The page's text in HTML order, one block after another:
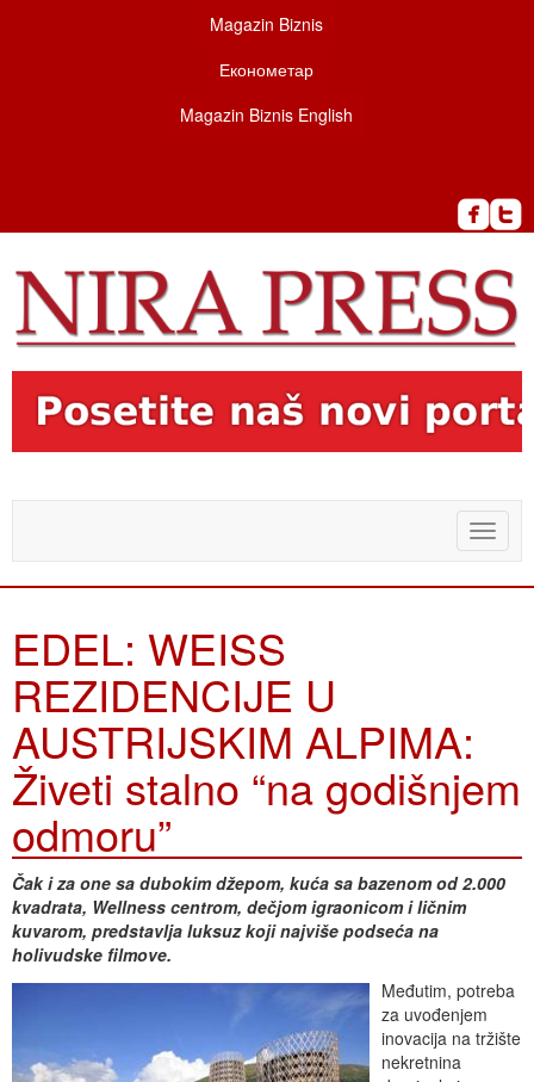
Magazin Biznis
Економетар
Magazin Biznis English
Toggle
EDEL: WEISS
REZIDENCIJE U
AUSTRIJSKIM ALPIMA:
Živeti stalno “na godišnjem
odmoru”
Čak i za one sa dubokim džepom, kuća sa bazenom od 2.000
kvadrata, Wellness centrom, dečjom igraonicom i ličnim
kuvarom, predstavlja luksuz koji najviše podseća na
holivudske filmove.
Međutim, potreba
za uvođenjem
inovacija na tržište
nekretnina